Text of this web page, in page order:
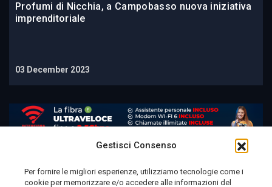
Gestisci Consenso
Per fornire le migliori esperienze, utilizziamo tecnologie come i
cookie per memorizzare e/o accedere alle informazioni del
Profumi di Nicchia, a Campobasso nuova iniziativa
imprenditoriale
03 December 2023